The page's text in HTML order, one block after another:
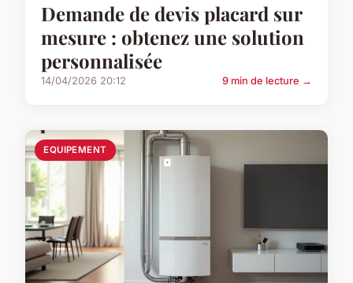
Demande de devis placard sur
mesure : obtenez une solution
personnalisée
14/04/2026 20:12 9 min de lecture →
EQUIPEMENT